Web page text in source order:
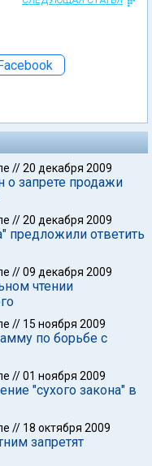
//20 декабря 2009
о запрете продажи
//20 декабря 2009
предложили ответить
//09 декабря 2009
чтении
// 15 ноября 2009
по борьбе с
//01 ноября 2009
"сухого закона" в
// 18 октября 2009
запретят